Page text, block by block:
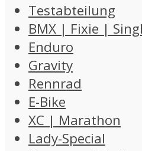
Testabteilung
BMX | Fixie |
Enduro
Gravity
Rennrad
E-Bike
XC | Marathon
Lady-Special